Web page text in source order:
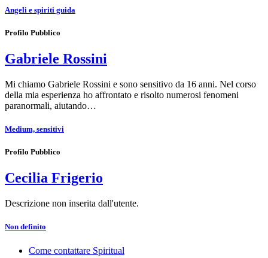
Angeli e spiriti guida
Profilo Pubblico
Gabriele Rossini
Mi chiamo Gabriele Rossini e sono sensitivo da 16 anni. Nel corso
della mia esperienza ho affrontato e risolto numerosi fenomeni
paranormali, aiutando…
Medium, sensitivi
Profilo Pubblico
Cecilia Frigerio
Descrizione non inserita dall'utente.
Non definito
Come contattare Spiritual